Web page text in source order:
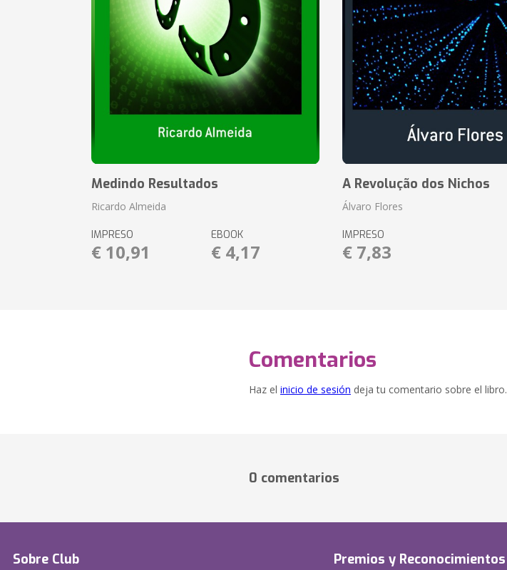
Medindo Resultados
Ricardo Almeida
IMPRESO
€ 10,91
EBOOK
€ 4,17
A Revolução dos Nichos
Álvaro Flores
IMPRESO
€ 7,83
Comentarios
Haz el inicio de sesión deja tu comentario sobre el libro.
0 comentarios
Sobre Club Premios y Reconocimientos